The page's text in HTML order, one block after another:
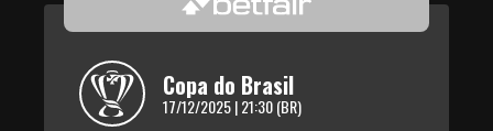
Copa do Brasil
17/12/2025 | 21:30 (BR)